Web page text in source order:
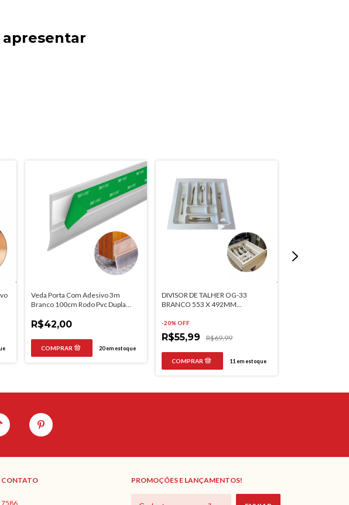
Veda Porta Com Adesivo 3m
Branco 100cm Rodo Pvc Dupla
R$42,00
20em estoque
DIVISOR DE TALHER OG-33
BRANCO 553 X 492MM
-20% OFF
R$55,99 R$69,99
11 em estoque
CONTATO PROMOÇÕES E LANÇAMENTOS!